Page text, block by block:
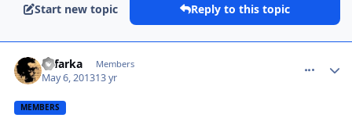
Start new topic Reply to this topic
alifarka Members
May 6, 201313 yr
MEMBERS